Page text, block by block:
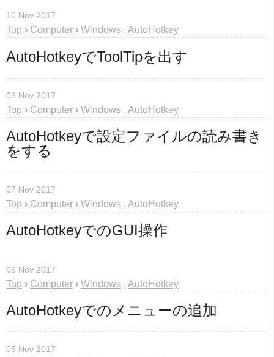
10 Nov 2017
Top › Computer › Windows , AutoHotkey
AutoHotkeyでToolTipを出す
08 Nov 2017
Top › Computer › Windows , AutoHotkey
AutoHotkeyで設定ファイルの読み書き
をする
07 Nov 2017
Top › Computer › Windows , AutoHotkey
AutoHotkeyでのGUI操作
06 Nov 2017
Top › Computer › Windows , AutoHotkey
AutoHotkeyでのメニューの追加
05 Nov 2017